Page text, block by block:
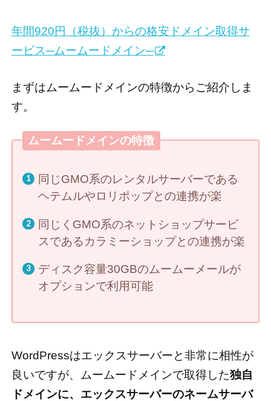
年間920円（税抜）からの格安ドメイン取得サ
ービス─ムームードメイン─
まずはムームードメインの特徴からご紹介しま
す。
ムームードメインの特徴
同じGMO系のレンタルサーバーである
ヘテムルやロリポップとの連携が楽
同じくGMO系のネットショップサービ
スであるカラミーショップとの連携が楽
ディスク容量30GBのムームーメールが
オプションで利用可能
WordPressはエックスサーバーと非常に相性が
良いですが、ムームードメインで取得した独自
ドメインに、エックスサーバーのネームサーバ